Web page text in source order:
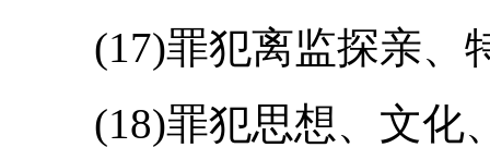
(17)罪犯离监探亲、
(18)罪犯思想、文化